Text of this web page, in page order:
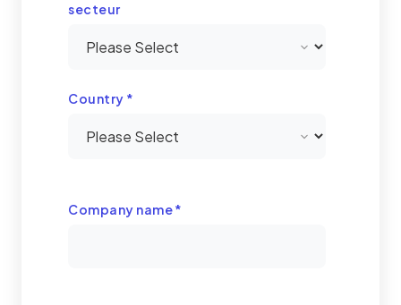
secteur
Country *
Company name*